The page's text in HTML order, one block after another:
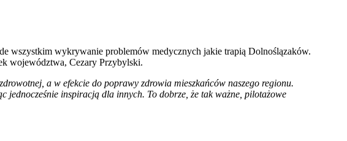
wszystkim wykrywanie problemów medycznych jakie trapią Dolnoślązaków.
województwa, Cezary Przybylski.
a w efekcie do poprawy zdrowia mieszkańców naszego regionu.
jednocześnie inspiracją dla innych. To dobrze, że tak ważne, pilotażowe